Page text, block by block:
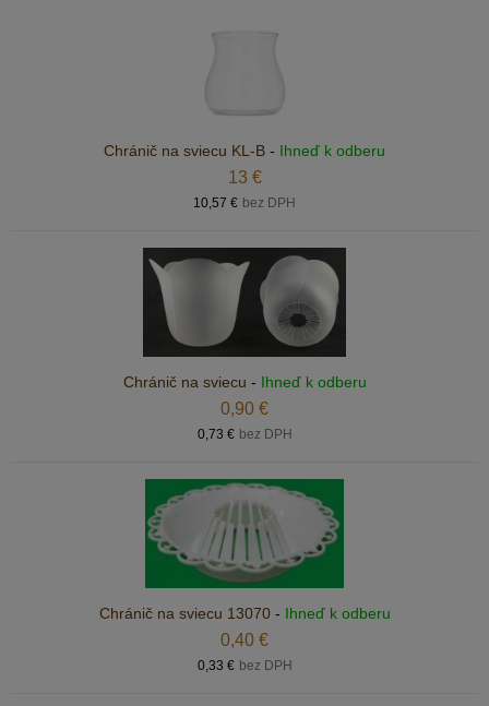
Chránič na sviecu KL-B - Ihneď k odberu
13 €
10,57 € bez DPH
Chránič na sviecu - Ihneď k odberu
0,90 €
0,73 € bez DPH
Chránič na sviecu 13070- Ihneď k odberu
0,40 €
0,33 € bez DPH